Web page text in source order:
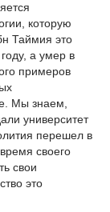
которую
Таймия это
а умер в
примеров
Мы знаем,
университет
перешел в
своего
свои
это